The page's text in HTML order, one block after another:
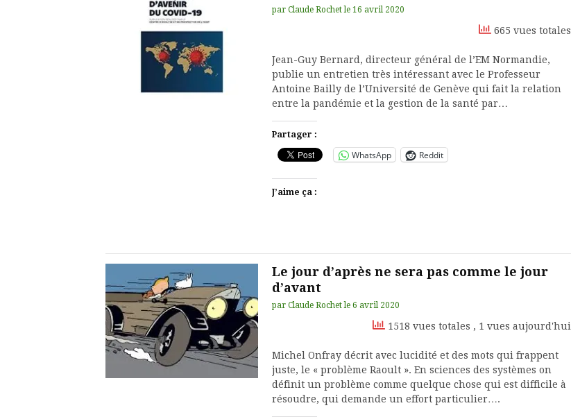
par Claude Rochet le 16 avril 2020
665 vues totales
Jean-Guy Bernard, directeur général de l’EM Normandie,
publie un entretien très intéressant avec le Professeur
Antoine Bailly de l’Université de Genève qui fait la relation
entre la pandémie et la gestion de la santé par…
Partager :
WhatsApp Reddit
J’aime ça :
Le jour d’après ne sera pas comme le jour
d’avant
par Claude Rochet le 6 avril 2020
1518 vues totales , 1 vues aujourd'hui
Michel Onfray décrit avec lucidité et des mots qui frappent
juste, le « problème Raoult ». En sciences des systèmes on
définit un problème comme quelque chose qui est difficile à
résoudre, qui demande un effort particulier….